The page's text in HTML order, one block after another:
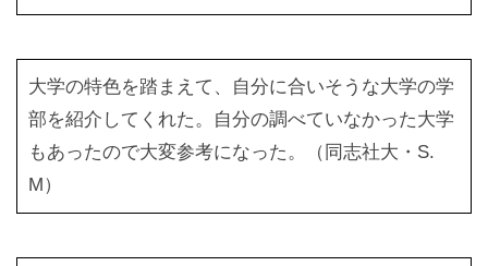
大学の特色を踏まえて、自分に合いそうな大学の学
部を紹介してくれた。自分の調べていなかった大学
もあったので大変参考になった。（同志社大・S.
M）